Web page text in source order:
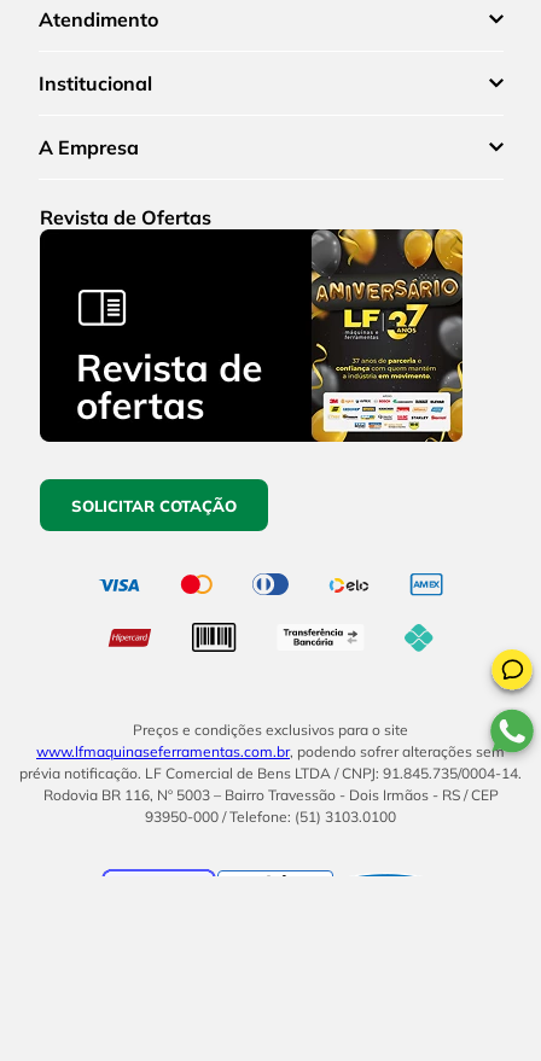
Atendimento
Institucional
A Empresa
Revista de Ofertas
SOLICITAR COTAÇÃO
Preços e condições exclusivos para o site
www.lfmaquinaseferramentas.com.br, podendo sofrer alterações sem
prévia notificação. LF Comercial de Bens LTDA / CNPJ: 91.845.735/0004-14.
Rodovia BR 116, Nº 5003 – Bairro Travessão - Dois Irmãos - RS / CEP
93950-000 / Telefone: (51) 3103.0100